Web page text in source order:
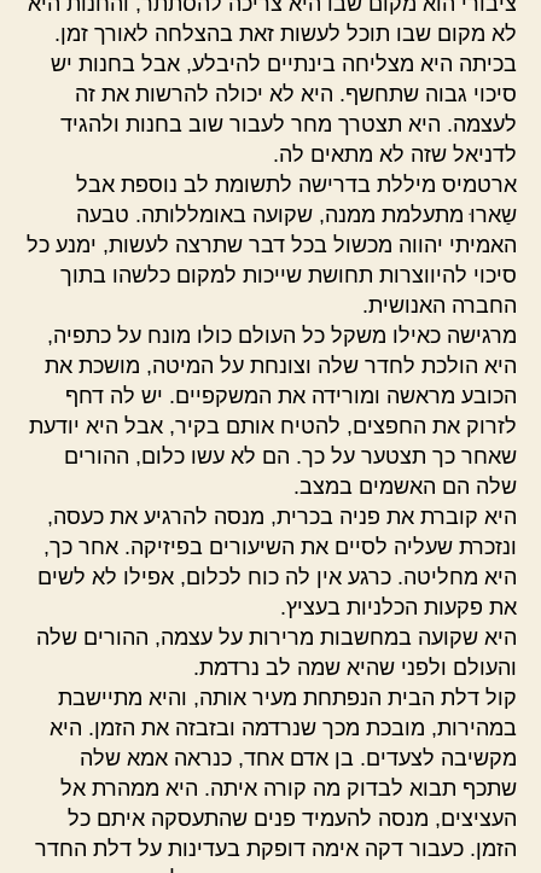
לא מקום שבו תוכל לעשות זאת בהצלחה לאורך זמן.
בכיתה היא מצליחה בינתיים להיבלע, אבל בחנות יש
סיכוי גבוה שתחשף. היא לא יכולה להרשות את זה
לעצמה. היא תצטרך מחר לעבור שוב בחנות ולהגיד
לדניאל שזה לא מתאים לה.
ארטמיס מיללת בדרישה לתשומת לב נוספת אבל
שַארוּ מתעלמת ממנה, שקועה באומללותה. טבעה
האמיתי יהווה מכשול בכל דבר שתרצה לעשות, ימנע כל
סיכוי להיווצרות תחושת שייכות למקום כלשהו בתוך
החברה האנושית.
מרגישה כאילו משקל כל העולם כולו מונח על כתפיה,
היא הולכת לחדר שלה וצונחת על המיטה, מושכת את
הכובע מראשה ומורידה את המשקפיים. יש לה דחף
לזרוק את החפצים, להטיח אותם בקיר, אבל היא יודעת
שאחר כך תצטער על כך. הם לא עשו כלום, ההורים
שלה הם האשמים במצב.
היא קוברת את פניה בכרית, מנסה להרגיע את כעסה,
ונזכרת שעליה לסיים את השיעורים בפיזיקה. אחר כך,
היא מחליטה. כרגע אין לה כוח לכלום, אפילו לא לשים
את פקעות הכלניות בעציץ.
היא שקועה במחשבות מרירות על עצמה, ההורים שלה
והעולם ולפני שהיא שמה לב נרדמת.
קול דלת הבית הנפתחת מעיר אותה, והיא מתיישבת
במהירות, מובכת מכך שנרדמה ובזבזה את הזמן. היא
מקשיבה לצעדים. בן אדם אחד, כנראה אמא שלה
שתכף תבוא לבדוק מה קורה איתה. היא ממהרת אל
העציצים, מנסה להעמיד פנים שהתעסקה איתם כל
הזמן. כעבור דקה אימה דופקת בעדינות על דלת החדר